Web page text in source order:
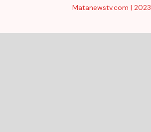
Matanewstv.com | 2023